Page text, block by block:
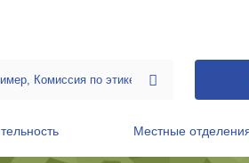
Местные